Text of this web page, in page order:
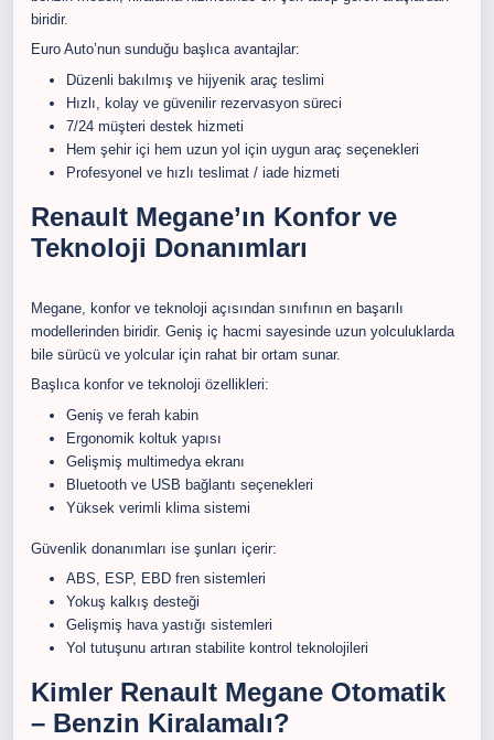
biridir.
Euro Auto’nun sunduğu başlıca avantajlar:
Düzenli bakılmış ve hijyenik araç teslimi
Hızlı, kolay ve güvenilir rezervasyon süreci
7/24 müşteri destek hizmeti
Hem şehir içi hem uzun yol için uygun araç seçenekleri
Profesyonel ve hızlı teslimat / iade hizmeti
Renault Megane’ın Konfor ve
Teknoloji Donanımları
Megane, konfor ve teknoloji açısından sınıfının en başarılı
modellerinden biridir. Geniş iç hacmi sayesinde uzun yolculuklarda
bile sürücü ve yolcular için rahat bir ortam sunar.
Başlıca konfor ve teknoloji özellikleri:
Geniş ve ferah kabin
Ergonomik koltuk yapısı
Gelişmiş multimedya ekranı
Bluetooth ve USB bağlantı seçenekleri
Yüksek verimli klima sistemi
Güvenlik donanımları ise şunları içerir:
ABS, ESP, EBD fren sistemleri
Yokuş kalkış desteği
Gelişmiş hava yastığı sistemleri
Yol tutuşunu artıran stabilite kontrol teknolojileri
Kimler Renault Megane Otomatik
– Benzin Kiralamalı?